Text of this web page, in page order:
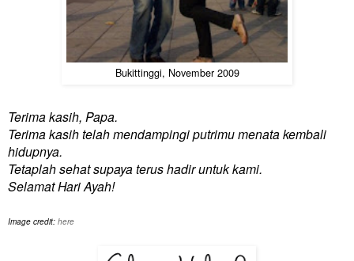
Bukittinggi, November 2009
Terima kasih, Papa.
Terima kasih telah mendampingi putrimu menata kembali
hidupnya.
Tetaplah sehat supaya terus hadir untuk kami.
Selamat Hari Ayah!
Image credit: here